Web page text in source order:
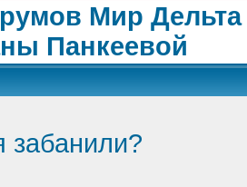
Мир
Панкеевой
забанили?